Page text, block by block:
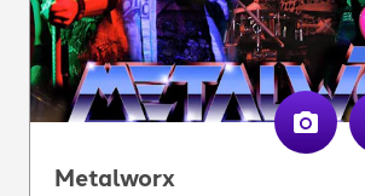
Metalworx